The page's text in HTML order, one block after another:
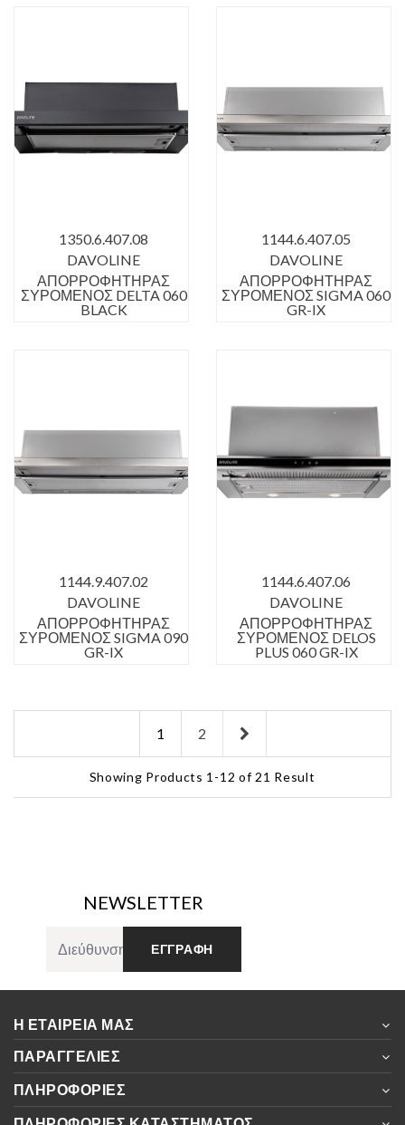
1350.6.407.08
DAVOLINE
ΑΠΟΡΡΟΦΗΤΗΡΑΣ
ΣΥΡΟΜΕΝΟΣ DELTA 060
BLACK
1144.6.407.05
DAVOLINE
ΑΠΟΡΡΟΦΗΤΗΡΑΣ
ΣΥΡΟΜΕΝΟΣ SIGMA 060
GR-IX
1144.9.407.02
DAVOLINE
ΑΠΟΡΡΟΦΗΤΗΡΑΣ
ΣΥΡΟΜΕΝΟΣ SIGMA 090
GR-IX
1144.6.407.06
DAVOLINE
ΑΠΟΡΡΟΦΗΤΗΡΑΣ
ΣΥΡΟΜΕΝΟΣ DELOS
PLUS 060 GR-IX
1 2 Next
Showing Products 1-12 of 21 Result
NEWSLETTER
ΕΓΓΡΑΦΉ
Η ΕΤΑΙΡΕΊΑ ΜΑΣ
ΠΑΡΑΓΓΕΛΊΕΣ
ΠΛΗΡΟΦΟΡΊΕΣ